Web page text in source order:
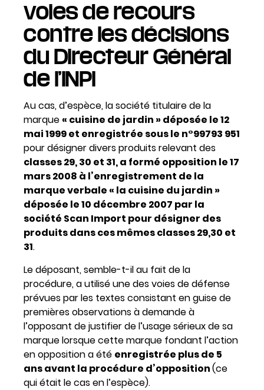
voies de recours
contre les décisions
du Directeur Général
de l’INPI
Au cas, d’espèce, la société titulaire de la
marque « cuisine de jardin » déposée le 12
mai 1999 et enregistrée sous le n°99793 951
pour désigner divers produits relevant des
classes 29, 30 et 31, a formé opposition le 17
mars 2008 à l’enregistrement de la
marque verbale « la cuisine du jardin »
déposée le 10 décembre 2007 par la
société Scan Import pour désigner des
produits dans ces mêmes classes 29,30 et
31.
Le déposant, semble-t-il au fait de la
procédure, a utilisé une des voies de défense
prévues par les textes consistant en guise de
premières observations à demande à
l’opposant de justifier de l’usage sérieux de sa
marque lorsque cette marque fondant l’action
en opposition a été enregistrée plus de 5
ans avant la procédure d’opposition(ce
qui était le cas en l’espèce).